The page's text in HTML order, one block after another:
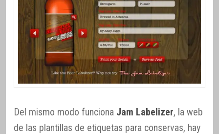
Del mismo modo funciona Jam Labelizer, la web
de las plantillas de etiquetas para conservas, hay